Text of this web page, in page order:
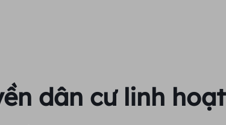
dân cư linh hoạt